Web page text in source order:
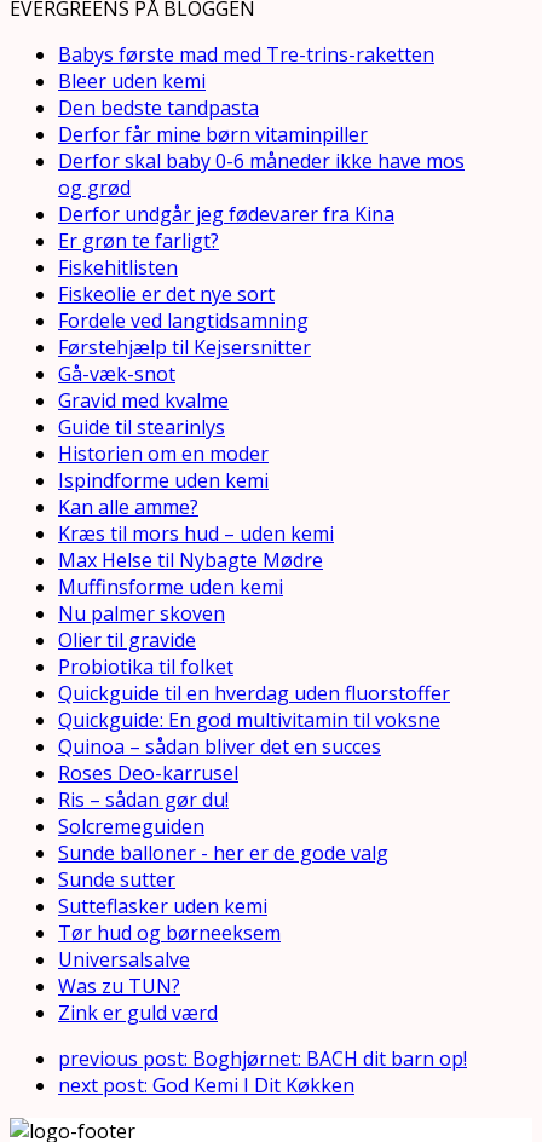
EVERGREENS PÅ BLOGGEN
Babys første mad med Tre-trins-raketten
Bleer uden kemi
Den bedste tandpasta
Derfor får mine børn vitaminpiller
Derfor skal baby 0-6 måneder ikke have mos
og grød
Derfor undgår jeg fødevarer fra Kina
Er grøn te farligt?
Fiskehitlisten
Fiskeolie er det nye sort
Fordele ved langtidsamning
Førstehjælp til Kejsersnitter
Gå-væk-snot
Gravid med kvalme
Guide til stearinlys
Historien om en moder
Ispindforme uden kemi
Kan alle amme?
Kræs til mors hud – uden kemi
Max Helse til Nybagte Mødre
Muffinsforme uden kemi
Nu palmer skoven
Olier til gravide
Probiotika til folket
Quickguide til en hverdag uden fluorstoffer
Quickguide: En god multivitamin til voksne
Quinoa – sådan bliver det en succes
Roses Deo-karrusel
Ris – sådan gør du!
Solcremeguiden
Sunde balloner - her er de gode valg
Sunde sutter
Sutteflasker uden kemi
Tør hud og børneeksem
Universalsalve
Was zu TUN?
Zink er guld værd
previous post: Boghjørnet: BACH dit barn op!
next post: God Kemi I Dit Køkken